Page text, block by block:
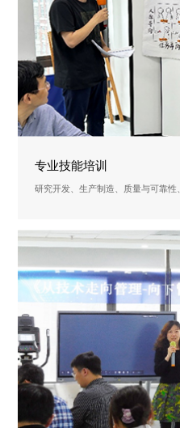
专业技能培训
研究开发、生产制造、质量与可靠